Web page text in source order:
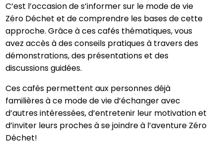
C’est l’occasion de s’informer sur le mode de vie
Zéro Déchet et de comprendre les bases de cette
approche. Grâce à ces cafés thématiques, vous
avez accès à des conseils pratiques à travers des
démonstrations, des présentations et des
discussions guidées.
Ces cafés permettent aux personnes déjà
familières à ce mode de vie d’échanger avec
d’autres intéressées, d’entretenir leur motivation et
d’inviter leurs proches à se joindre à l’aventure Zéro
Déchet!